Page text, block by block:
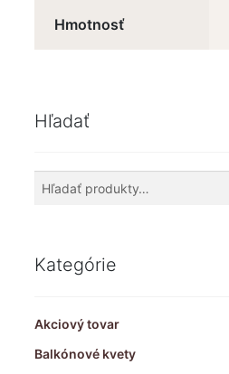
Hmotnosť
Hľadať
Kategórie
Akciový tovar
Balkónové kvety